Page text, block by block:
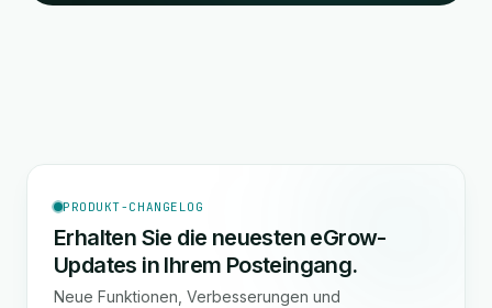
PRODUKT-CHANGELOG
Erhalten Sie die neuesten eGrow-
Updates in Ihrem Posteingang.
Neue Funktionen, Verbesserungen und